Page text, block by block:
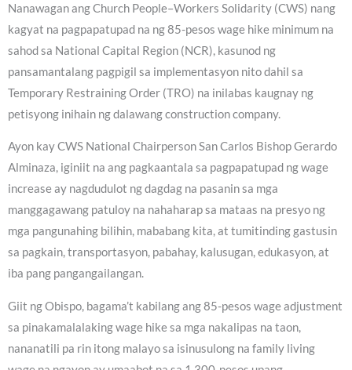
Nanawagan ang Church People–Workers Solidarity (CWS) nang
kagyat na pagpapatupad na ng 85-pesos wage hike minimum na
sahod sa National Capital Region (NCR), kasunod ng
pansamantalang pagpigil sa implementasyon nito dahil sa
Temporary Restraining Order (TRO) na inilabas kaugnay ng
petisyong inihain ng dalawang construction company.
Ayon kay CWS National Chairperson San Carlos Bishop Gerardo
Alminaza, iginiit na ang pagkaantala sa pagpapatupad ng wage
increase ay nagdudulot ng dagdag na pasanin sa mga
manggagawang patuloy na nahaharap sa mataas na presyo ng
mga pangunahing bilihin, mababang kita, at tumitinding gastusin
sa pagkain, transportasyon, pabahay, kalusugan, edukasyon, at
iba pang pangangailangan.
Giit ng Obispo, bagama’t kabilang ang 85-pesos wage adjustment
sa pinakamalalaking wage hike sa mga nakalipas na taon,
nananatili pa rin itong malayo sa isinusulong na family living